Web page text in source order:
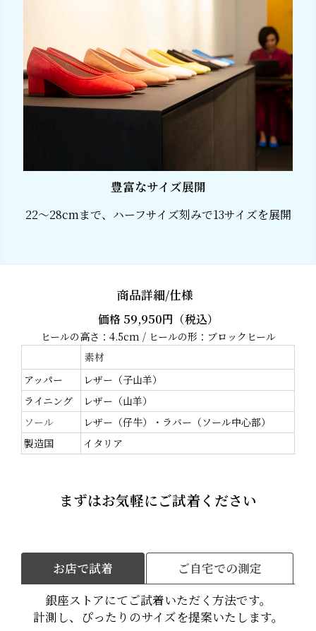
豊富なサイズ展開
22〜28cmまで、ハーフサイズ刻みで13サイズを展開
商品詳細/仕様
価格 59,950円（税込）
ヒールの高さ：4.5cm / ヒールの形：ブロックヒール
素材
アッパー
レザー（子山羊）
ライニング
レザー（山羊）
ソール
レザー（仔牛）・ラバー（ソール中心部）
製造国
イタリア
まずはお気軽にご試着ください
お店で試着
ご自宅での測定
銀座ストアにてご試着いただく方法です。
計測し、ぴったりのサイズを提案いたします。